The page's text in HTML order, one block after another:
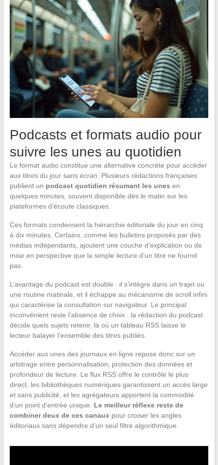
Podcasts et formats audio pour
suivre les unes au quotidien
Le format audio constitue une alternative concrète pour accéder
aux titres du jour sans écran. Plusieurs rédactions françaises
publient un podcast quotidien résumant les unes en
quelques minutes, souvent disponible dès le matin sur les
plateformes d’écoute classiques.
Ces formats condensent la hiérarchie éditoriale du jour en cinq
à dix minutes. Certains, comme les bulletins proposés par des
médias indépendants, ajoutent une couche d’explication ou de
mise en perspective que la simple lecture d’un titre ne fournit
pas.
L’avantage du podcast est double : il s’intègre dans un trajet ou
une routine matinale, et il échappe au mécanisme de scroll infini
qui caractérise la consultation sur navigateur. Le principal
inconvénient reste l’absence de choix : la rédaction du podcast
décide quels sujets retenir, là où un tableau RSS laisse le
lecteur balayer l’ensemble des titres publiés.
Accéder aux unes des journaux en ligne repose donc sur un
arbitrage entre personnalisation, protection des données et
profondeur de lecture. Le flux RSS offre le contrôle le plus
direct, les bibliothèques numériques garantissent un accès large
et sans publicité, et les agrégateurs apportent la commodité
d’un point d’entrée unique. Le meilleur réflexe reste de
combiner deux de ces canauxpour croiser les angles
éditoriaux sans dépendre d’un seul filtre algorithmique.